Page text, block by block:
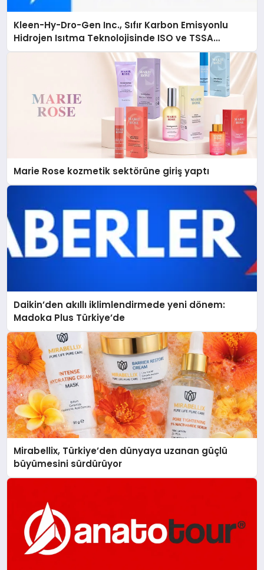
Kleen-Hy-Dro-Gen Inc., Sıfır Karbon Emisyonlu
Hidrojen Isıtma Teknolojisinde ISO ve TSSA
Düzenleyici Onaylarını Aldı
Marie Rose kozmetik sektörüne giriş yaptı
Daikin’den akıllı iklimlendirmede yeni dönem:
Madoka Plus Türkiye’de
Mirabellix, Türkiye’den dünyaya uzanan güçlü
büyümesini sürdürüyor